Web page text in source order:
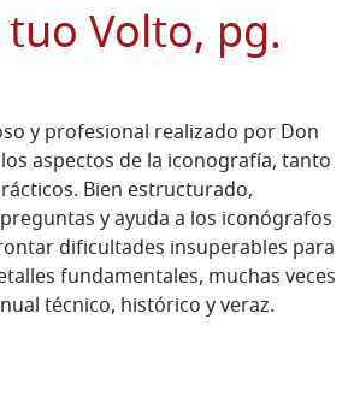
Volto, pg.
y profesional realizado por Don
aspectos de la iconografía, tanto
Bien estructurado,
y ayuda a los iconógrafos
dificultades insuperables para
fundamentales, muchas veces
técnico, histórico y veraz.